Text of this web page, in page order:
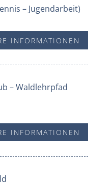
– Jugendarbeit)
INFORMATIONEN
– Waldlehrpfad
INFORMATIONEN